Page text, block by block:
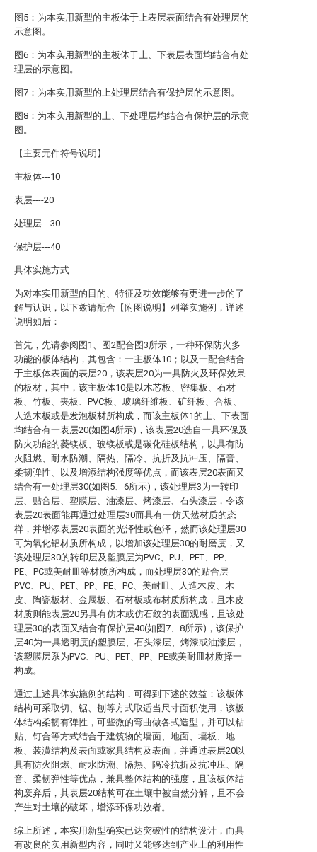
图5：为本实用新型的主板体于上表层表面结合有处理层的
示意图。
图6：为本实用新型的主板体于上、下表层表面均结合有处
理层的示意图。
图7：为本实用新型的上处理层结合有保护层的示意图。
图8：为本实用新型的上、下处理层均结合有保护层的示意
图。
【主要元件符号说明】
主板体---10
表层----20
处理层---30
保护层---40
具体实施方式
为对本实用新型的目的、特征及功效能够有更进一步的了
解与认识，以下兹请配合【附图说明】列举实施例，详述
说明如后：
首先，先请参阅图1、图2配合图3所示，一种环保防火多
功能的板体结构，其包含：一主板体10；以及一配合结合
于主板体表面的表层20，该表层20为一具防火及环保效果
的板材，其中，该主板体10是以木芯板、密集板、石材
板、竹板、夹板、PVC板、玻璃纤维板、矿纤板、合板、
人造木板或是发泡板材所构成，而该主板体1的上、下表面
均结合有一表层20(如图4所示)，该表层20选自一具环保及
防火功能的菱镁板、玻镁板或是碳化硅板结构，以具有防
火阻燃、耐水防潮、隔热、隔冷、抗折及抗冲压、隔音、
柔韧弹性、以及增添结构强度等优点，而该表层20表面又
结合有一处理层30(如图5、6所示)，该处理层3为一转印
层、贴合层、塑膜层、油漆层、烤漆层、石头漆层，令该
表层20表面能再通过处理层30而具有一仿天然材质的态
样，并增添表层20表面的光泽性或色泽，然而该处理层30
可为氧化铝材质所构成，以增加该处理层30的耐磨度，又
该处理层30的转印层及塑膜层为PVC、PU、PET、PP、
PE、PC或美耐皿等材质所构成，而处理层30的贴合层
PVC、PU、PET、PP、PE、PC、美耐皿、人造木皮、木
皮、陶瓷板材、金属板、石材板或布材质所构成，且木皮
材质则能表层20另具有仿木或仿石纹的表面观感，且该处
理层30的表面又结合有保护层40(如图7、8所示)，该保护
层40为一具透明度的塑膜层、石头漆层、烤漆或油漆层，
该塑膜层系为PVC、PU、PET、PP、PE或美耐皿材质择一
构成。
通过上述具体实施例的结构，可得到下述的效益：该板体
结构可采取切、锯、刨等方式取适当尺寸面积使用，该板
体结构柔韧有弹性，可些微的弯曲做各式造型，并可以粘
贴、钉合等方式结合于建筑物的墙面、地面、墙板、地
板、装潢结构及表面或家具结构及表面，并通过表层20以
具有防火阻燃、耐水防潮、隔热、隔冷抗折及抗冲压、隔
音、柔韧弹性等优点，兼具整体结构的强度，且该板体结
构废弃后，其表层20结构可在土壤中被自然分解，且不会
产生对土壤的破坏，增添环保功效者。
综上所述，本实用新型确实已达突破性的结构设计，而具
有改良的实用新型内容，同时又能够达到产业上的利用性